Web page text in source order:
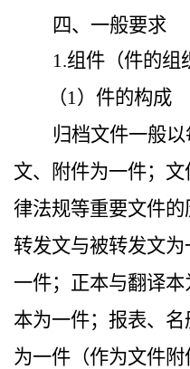
四、一般要求
1.组件（件的组
（1）件的构成
归档文件一般
文、附件为一件；
律法规等重要文件的
转发文与被转发文
一件；正本与翻译
本为一件；报表、名
为一件（作为文件